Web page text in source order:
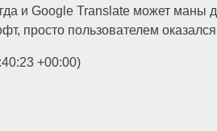
и Google Translate может маны
просто пользователем
+00:00)